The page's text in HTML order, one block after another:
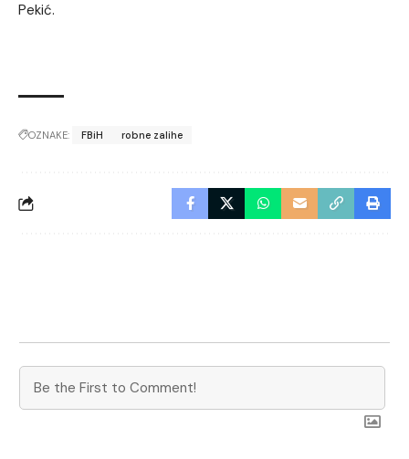
Pekić.
OZNAKE: FBiH robne zalihe